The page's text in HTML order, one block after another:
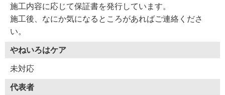
施工内容に応じて保証書を発行しています。
施工後、なにか気になるところがあればご連絡くださ
い。
やねいろはケア
未対応
代表者